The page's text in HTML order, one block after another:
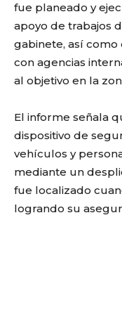
fue planeado y
apoyo de trabajos
gabinete, así
con agencias
al objetivo en la
El informe señala
dispositivo de
vehículos y
mediante un
fue localizado
logrando su